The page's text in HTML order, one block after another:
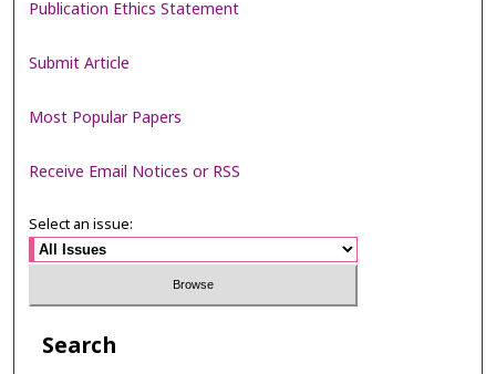
Publication Ethics Statement
Submit Article
Most Popular Papers
Receive Email Notices or RSS
Select an issue:
Search